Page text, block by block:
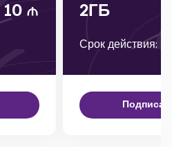
10 2ГБ
Срок действия: